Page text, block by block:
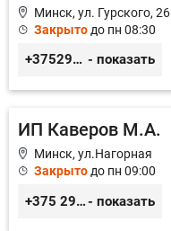
Минск, ул. Гурского, 26
Закрыто до пн 08:30
+375296434622 - показать
ИП Каверов М.А.
Минск, ул.Нагорная
Закрытодо пн 09:00
+375 29 656 49 92- показать